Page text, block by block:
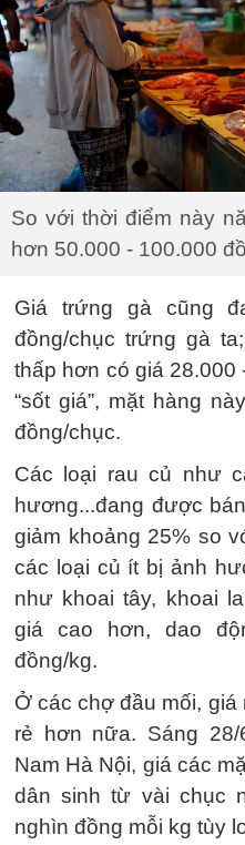
So với thời điểm này
hơn 50.000 - 100.000
Giá trứng gà cũng
đồng/chục trứng gà
thấp hơn có giá 28.000
“sốt giá”, mặt hàng
đồng/chục.
Các loại rau củ như
hương...đang được
giảm khoảng 25% so
các loại củ ít bị ảnh
như khoai tây, khoai
giá cao hơn, dao
đồng/kg.
Ở các chợ đầu mối,
rẻ hơn nữa. Sáng
Nam Hà Nội, giá các
dân sinh từ vài chục
nghìn đồng mỗi kg tùy